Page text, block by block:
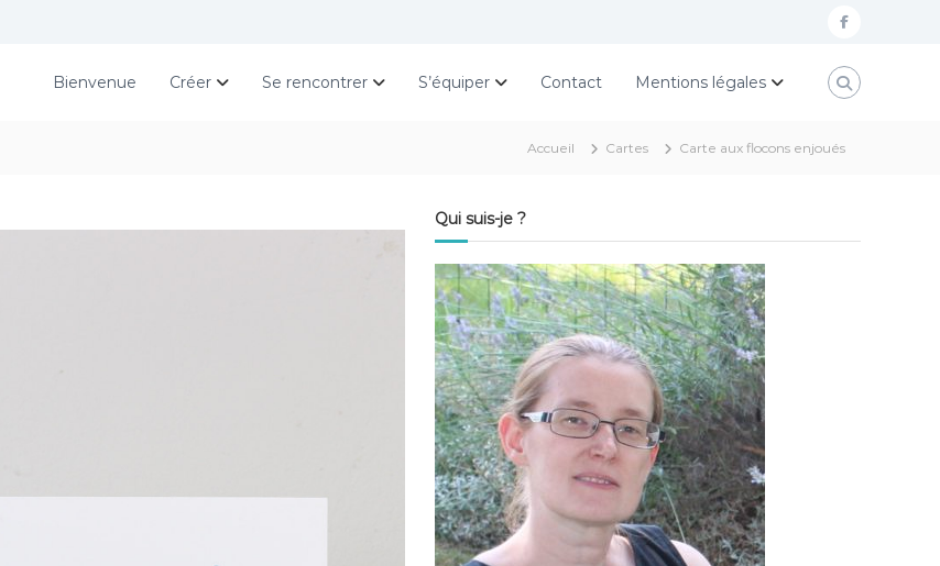
f
c
Bienvenue Créer Se rencontrer S’équiper Contact Mentions légales
Accueil Cartes Carte aux flocons enjoués
Qui suis-je ?